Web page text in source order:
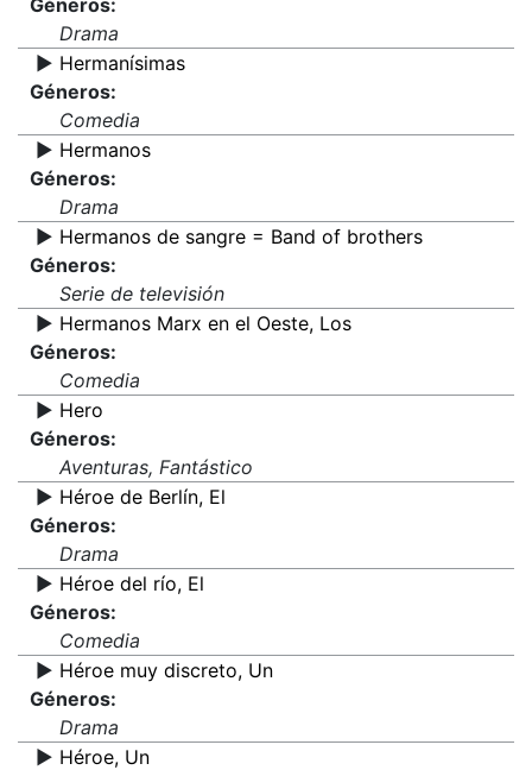
Géneros:
Drama
▶️ Hermanísimas
Géneros:
Comedia
▶️ Hermanos
Géneros:
Drama
▶️ Hermanos de sangre = Band of brothers
Géneros:
Serie de televisión
▶️ Hermanos Marx en el Oeste, Los
Géneros:
Comedia
▶️ Hero
Géneros:
Aventuras, Fantástico
▶️ Héroe de Berlín, El
Géneros:
Drama
▶️ Héroe del río, El
Géneros:
Comedia
▶️ Héroe muy discreto, Un
Géneros:
Drama
▶️ Héroe, Un